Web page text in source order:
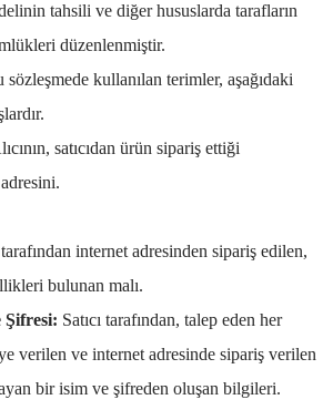
tahsili ve diğer hususlarda tarafların
düzenlenmiştir.
sözleşmede kullanılan terimler, aşağıdaki
satıcıdan ürün sipariş ettiği
tarafından internet adresinden sipariş edilen,
bulunan malı.
Şifresi: Satıcı tarafından, talep eden her
verilen ve internet adresinde sipariş verilen
bir isim ve şifreden oluşan bilgileri.